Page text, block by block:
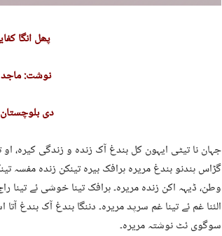
پھل انگا
نوشت:
دی
جہان نا تیٹی ایہون کل بندغ آک زندہ و زندگی کیرہ، او
گڑاس ہندنو بندغ مریرہ ہرافک بیرہ تینکن زندہ مفسہ
وطن، ڈیہہ اکن زندہ مریرہ۔ ہرافک تینا خوشی ئے تینا
الئنا غم ئے تینا غم سرپد مریرہ۔ دننگا بندغ آک بندغ
سوگوی ئٹ نوشتہ مریرہ۔